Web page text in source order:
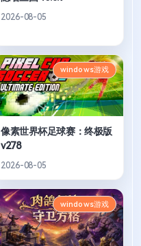
2026-08-05
windows游戏
像素世界杯足球赛：终极版
v278
2026-08-05
windows游戏